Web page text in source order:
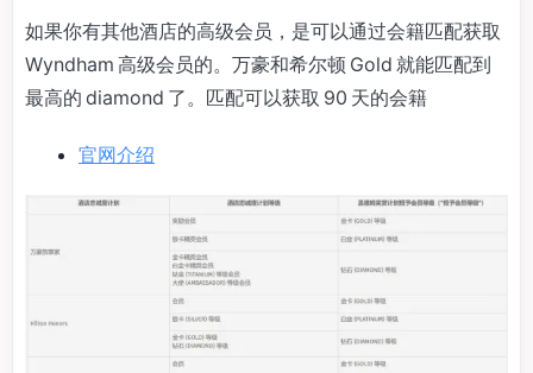
如果你有其他酒店的高级会员，是可以通过会籍匹配获取
Wyndham 高级会员的。万豪和希尔顿 Gold 就能匹配到
最高的 diamond 了。匹配可以获取 90 天的会籍
官网介绍